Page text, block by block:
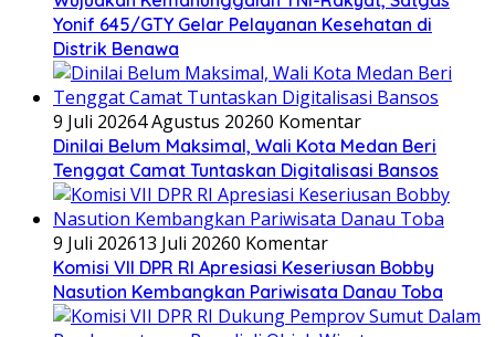
Yonif 645/GTY Gelar Pelayanan Kesehatan di
Distrik Benawa
9 Juli 20264 Agustus 20260 Komentar
Dinilai Belum Maksimal, Wali Kota Medan Beri
Tenggat Camat Tuntaskan Digitalisasi Bansos
9 Juli 202613 Juli 20260 Komentar
Komisi VII DPR RI Apresiasi Keseriusan Bobby
Nasution Kembangkan Pariwisata Danau Toba